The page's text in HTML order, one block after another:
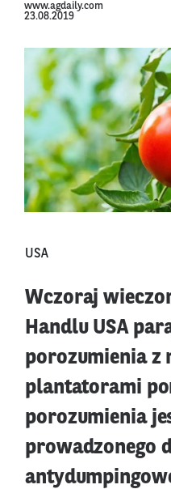
www.agdaily.com
23.08.2019
USA
Wczoraj
Handlu USA
porozumienia z
plantatorami
porozumienia
prowadzonego